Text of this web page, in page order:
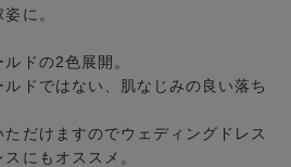
に。
ドの2色展開。
ドではない、肌なじみの良い落ち
だけますのでウェディングドレス
にもオススメ。